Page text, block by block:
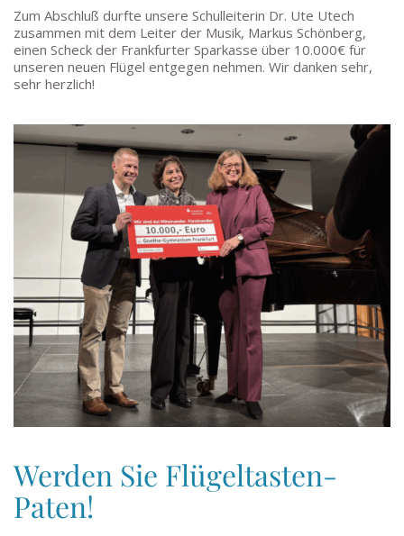
Zum Abschluß durfte unsere Schulleiterin Dr. Ute Utech
zusammen mit dem Leiter der Musik, Markus Schönberg,
einen Scheck der Frankfurter Sparkasse über 10.000€ für
unseren neuen Flügel entgegen nehmen. Wir danken sehr,
sehr herzlich!
Werden Sie Flügeltasten-
Paten!